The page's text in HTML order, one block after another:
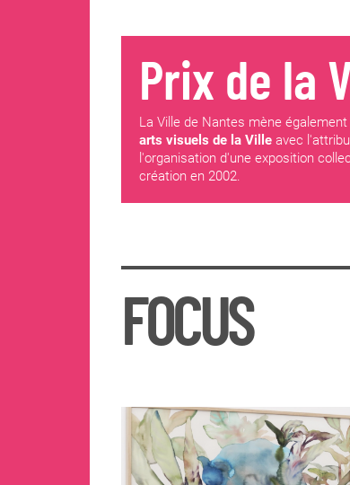
Prix de la
La Ville de Nantes mène
arts visuels de la Ville avec
l'organisation d'une exposition
création en 2002.
FOCUS